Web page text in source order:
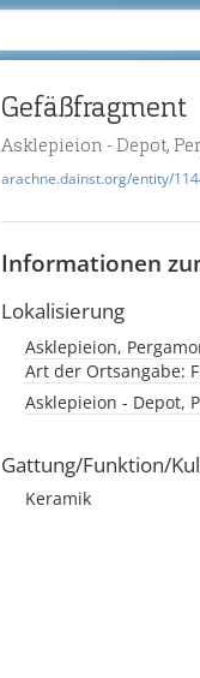
Gefäßfragment
Asklepieion - Depot,
arachne.dainst.org/entity/
Informationen
Lokalisierung
Asklepieion,
Art der Ortsangabe:
Asklepieion - Depot,
Gattung/Funktion/
Keramik